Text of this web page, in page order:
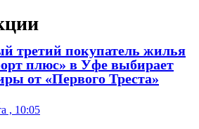
третий покупатель жилья
плюс» в Уфе выбирает
от «Первого Треста»
, 10:05